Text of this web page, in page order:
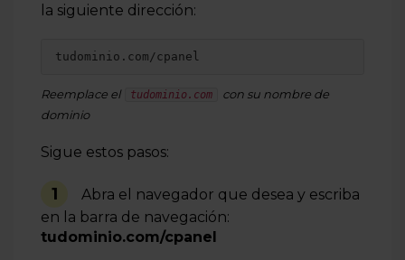
la siguiente dirección:
tudominio.com/cpanel
Reemplace el tudominio.com
con su nombre de
dominio
Sigue estos pasos:
1
Abra el navegador que desea y escriba
en la barra de navegación:
tudominio.com/cpanel